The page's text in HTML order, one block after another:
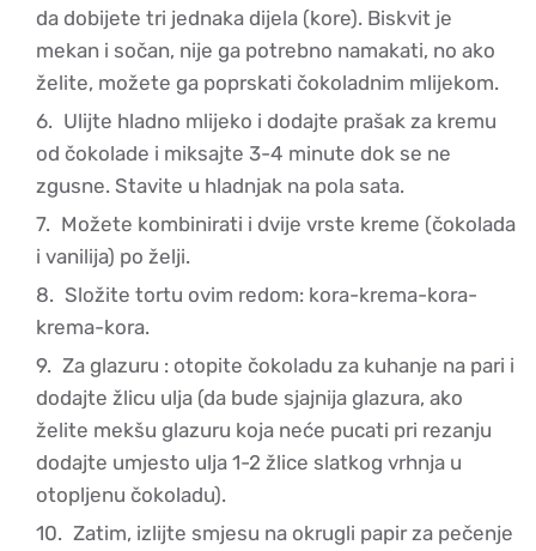
da dobijete tri jednaka dijela (kore). Biskvit je
mekan i sočan, nije ga potrebno namakati, no ako
želite, možete ga poprskati čokoladnim mlijekom.
Ulijte hladno mlijeko i dodajte prašak za kremu
od čokolade i miksajte 3-4 minute dok se ne
zgusne. Stavite u hladnjak na pola sata.
Možete kombinirati i dvije vrste kreme (čokolada
i vanilija) po želji.
Složite tortu ovim redom: kora-krema-kora-
krema-kora.
Za glazuru : otopite čokoladu za kuhanje na pari i
dodajte žlicu ulja (da bude sjajnija glazura, ako
želite mekšu glazuru koja neće pucati pri rezanju
dodajte umjesto ulja 1-2 žlice slatkog vrhnja u
otopljenu čokoladu).
Zatim, izlijte smjesu na okrugli papir za pečenje